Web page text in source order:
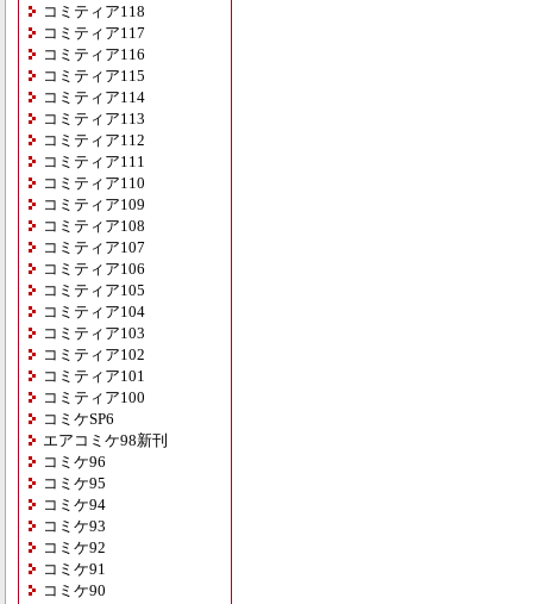
コミティア118
コミティア117
コミティア116
コミティア115
コミティア114
コミティア113
コミティア112
コミティア111
コミティア110
コミティア109
コミティア108
コミティア107
コミティア106
コミティア105
コミティア104
コミティア103
コミティア102
コミティア101
コミティア100
コミケSP6
エアコミケ98新刊
コミケ96
コミケ95
コミケ94
コミケ93
コミケ92
コミケ91
コミケ90